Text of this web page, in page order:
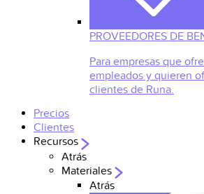
PROVEEDORES DE
Para empresas que
empleados y quieren
clientes de Runa.
Precios
Clientes
Recursos
Atrás
Materiales
Atrás